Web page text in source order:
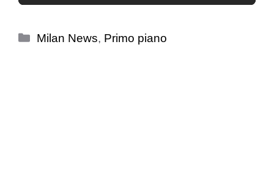
Categorie
Milan News, Primo piano